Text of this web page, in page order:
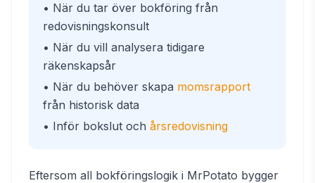
• När du tar över bokföring från
redovisningskonsult
• När du vill analysera tidigare
räkenskapsår
• När du behöver skapa momsrapport
från historisk data
• Inför bokslut och årsredovisning
Eftersom all bokföringslogik i MrPotato bygger